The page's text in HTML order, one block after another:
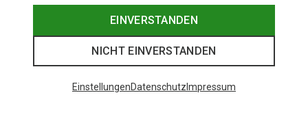
EINVERSTANDEN
NICHT EINVERSTANDEN
EinstellungenDatenschutz Impressum